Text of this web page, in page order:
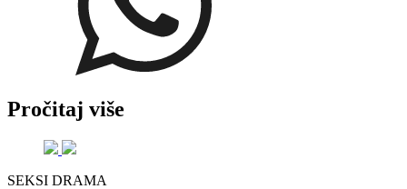
Pročitaj više
SEKSI DRAMA